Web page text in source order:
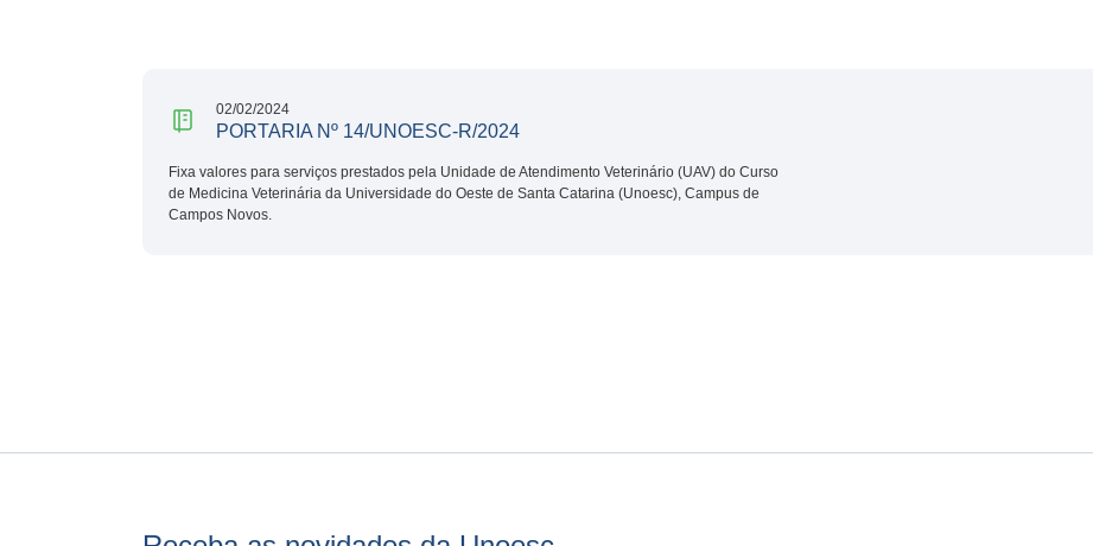
02/02/2024
PORTARIA Nº 14/UNOESC-R/2024
Fixa valores para serviços prestados pela Unidade de Atendimento Veterinário (UAV) do Curso
de Medicina Veterinária da Universidade do Oeste de Santa Catarina (Unoesc), Campus de
Campos Novos.